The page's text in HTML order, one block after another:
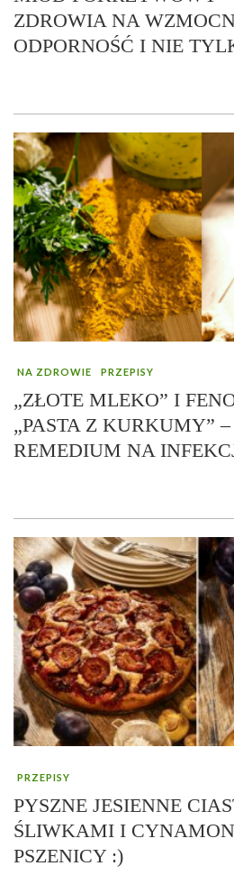
ZDROWIA NA
ODPORNOŚĆ I NIE
NA ZDROWIE PRZEPISY
„ZŁOTE MLEKO” I
„PASTA Z KURKUMY”
REMEDIUM NA
PRZEPISY
PYSZNE JESIENNE
ŚLIWKAMI I
PSZENICY :)